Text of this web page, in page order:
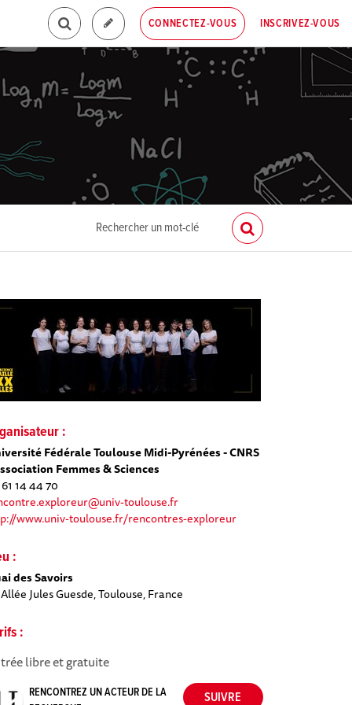
CONNECTEZ-VOUS INSCRIVEZ-VOUS
:
Fédérale Toulouse Midi-Pyrénées - CNRS
Femmes & Sciences
14 44 70
toulouse.fr
www.univ-toulouse.fr/rencontres-exploreur
:
des Savoirs
Jules Guesde, Toulouse, France
:
libre et gratuite
RENCONTREZ UN ACTEUR DE LA